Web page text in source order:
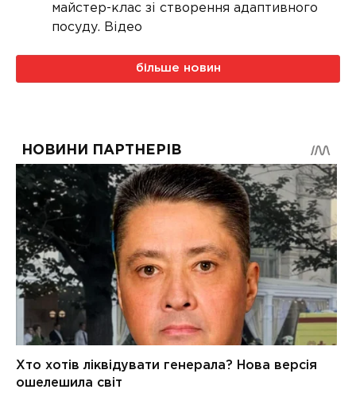
майстер-клас зі створення адаптивного
посуду. Відео
більше новин